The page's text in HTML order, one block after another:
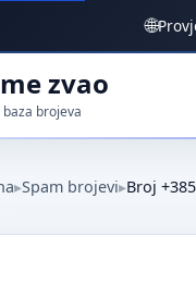
🌐
zvao
brojeva
Spam brojevi Broj